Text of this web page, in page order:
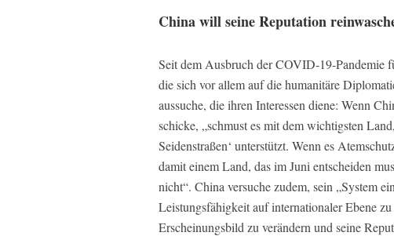
China will seine Reputation
Seit dem Ausbruch der COVID-19-Pandemie
die sich vor allem auf die humanitäre
aussuche, die ihren Interessen diene: Wenn
schicke, „schmust es mit dem wichtigsten
Seidenstraßen‘ unterstützt. Wenn es
damit einem Land, das im Juni entscheiden
nicht“. China versuche zudem, sein „System
Leistungsfähigkeit auf internationaler Ebene
Erscheinungsbild zu verändern und seine